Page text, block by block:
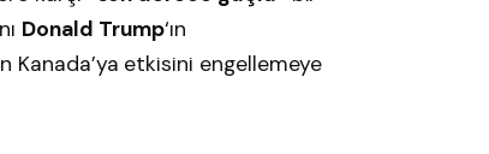
Donald Trump‘ın
Kanada’ya etkisini engellemeye